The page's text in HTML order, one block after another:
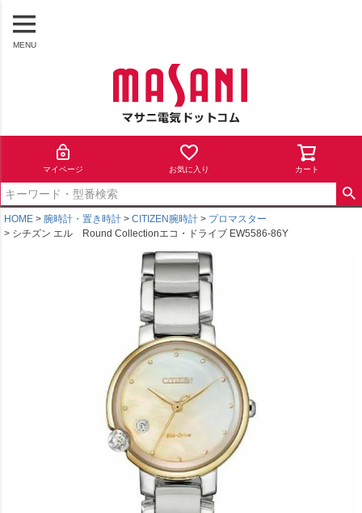
MENU
マイページ お気に入り カート
HOME 腕時計・置き時計 CITIZEN腕時計
プロマスター
シチズン エル Round Collectionエコ・ドライブ EW5586-86Y